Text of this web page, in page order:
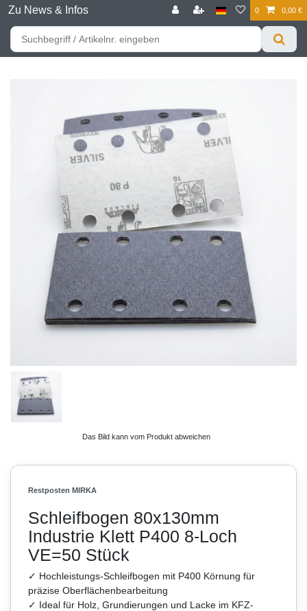
Zu News & Infos 0 0,00 €
Für bessere Preise HIER registrieren!
Das Bild kann vom Produkt abweichen
Restposten MIRKA
Schleifbogen 80x130mm
Industrie Klett P400 8-Loch
VE=50 Stück
✓ Hochleistungs-Schleifbogen mit P400 Körnung für
präzise Oberflächenbearbeitung
✓ Ideal für Holz, Grundierungen und Lacke im KFZ-